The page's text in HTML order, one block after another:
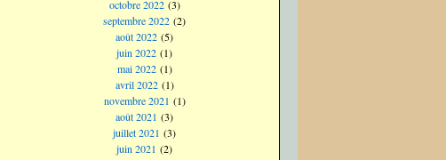
octobre 2022(3)
septembre 2022 (2)
août 2022 (5)
juin 2022 (1)
mai 2022(1)
avril 2022(1)
novembre 2021 (1)
août 2021 (3)
juillet 2021 (3)
juin 2021 (2)